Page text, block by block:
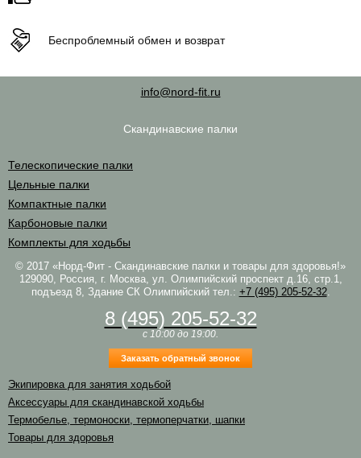
Беспроблемный обмен и возврат
info@nord-fit.ru
Скандинавские палки
Телескопические палки
Цельные палки
Компактные палки
Карбоновые палки
Комплекты для ходьбы
© 2017 «Норд-Фит - Скандинавские палки и товары для здоровья!»
129090, Россия, г. Москва, ул. Олимпийский проспект д.16, стр.1,
подъезд 8, Здание СК Олимпийский тел.: +7 (495) 205-52-32.
8 (495) 205-52-32
c 10:00 до 19:00.
Заказать обратный звонок
Экипировка для занятия ходьбой
Аксессуары для скандинавской ходьбы
Термобелье, термоноски, термоперчатки, шапки
Товары для здоровья